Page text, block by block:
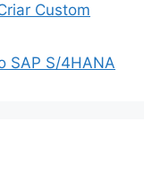
Custom
SAP S/4HANA